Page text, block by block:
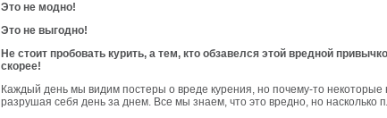
Это не модно!
Это не выгодно!
Не стоит пробовать курить, а тем, кто обзавелся этой вредной
скорее!
Каждый день мы видим постеры о вреде курения, но почему-то
разрушая себя день за днем. Все мы знаем, что это вредно, но насколько